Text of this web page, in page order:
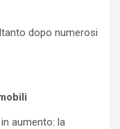
dopo numerosi
aumento: la